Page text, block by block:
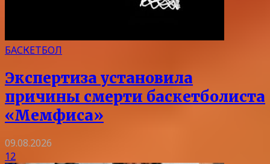
БАСКЕТБОЛ
Экспертиза установила
причины смерти баскетболиста
«Мемфиса»
09.08.2026
12